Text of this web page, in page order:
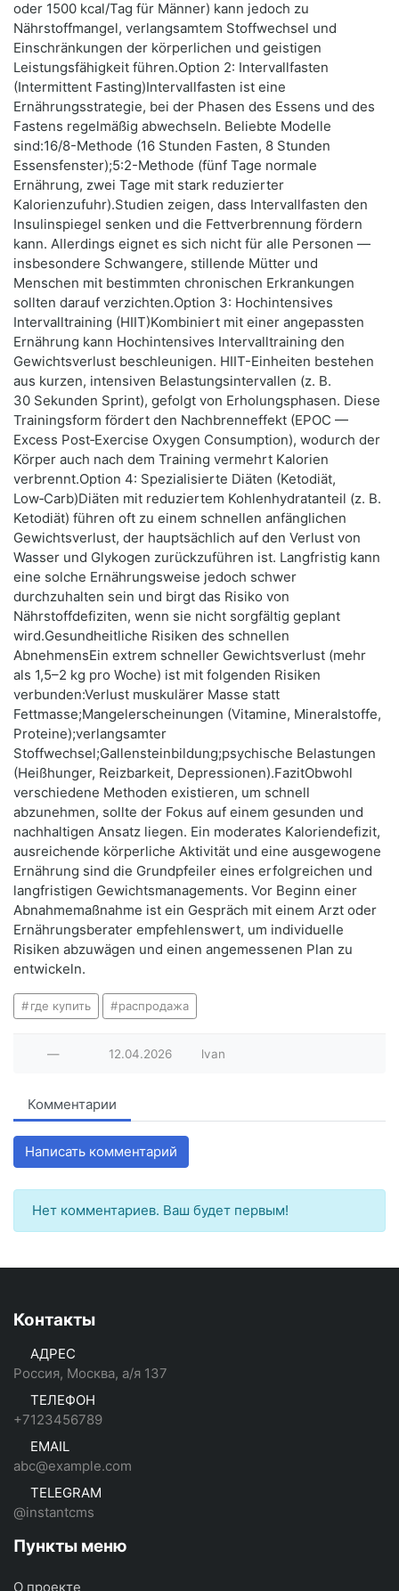
oder 1500 kcal/Tag für Männer) kann jedoch zu
Nährstoffmangel, verlangsamtem Stoffwechsel und
Einschränkungen der körperlichen und geistigen
Leistungsfähigkeit führen.Option 2: Intervallfasten
(Intermittent Fasting)Intervallfasten ist eine
Ernährungsstrategie, bei der Phasen des Essens und des
Fastens regelmäßig abwechseln. Beliebte Modelle
sind:16/8-Methode (16 Stunden Fasten, 8 Stunden
Essensfenster);5:2-Methode (fünf Tage normale
Ernährung, zwei Tage mit stark reduzierter
Kalorienzufuhr).Studien zeigen, dass Intervallfasten den
Insulinspiegel senken und die Fettverbrennung fördern
kann. Allerdings eignet es sich nicht für alle Personen —
insbesondere Schwangere, stillende Mütter und
Menschen mit bestimmten chronischen Erkrankungen
sollten darauf verzichten.Option 3: Hochintensives
Intervalltraining (HIIT)Kombiniert mit einer angepassten
Ernährung kann Hochintensives Intervalltraining den
Gewichtsverlust beschleunigen. HIIT-Einheiten bestehen
aus kurzen, intensiven Belastungsintervallen (z. B.
30 Sekunden Sprint), gefolgt von Erholungsphasen. Diese
Trainingsform fördert den Nachbrenneffekt (EPOC —
Excess Post‑Exercise Oxygen Consumption), wodurch der
Körper auch nach dem Training vermehrt Kalorien
verbrennt.Option 4: Spezialisierte Diäten (Ketodiät,
Low‑Carb)Diäten mit reduziertem Kohlenhydratanteil (z. B.
Ketodiät) führen oft zu einem schnellen anfänglichen
Gewichtsverlust, der hauptsächlich auf den Verlust von
Wasser und Glykogen zurückzuführen ist. Langfristig kann
eine solche Ernährungsweise jedoch schwer
durchzuhalten sein und birgt das Risiko von
Nährstoffdefiziten, wenn sie nicht sorgfältig geplant
wird.Gesundheitliche Risiken des schnellen
AbnehmensEin extrem schneller Gewichtsverlust (mehr
als 1,5–2 kg pro Woche) ist mit folgenden Risiken
verbunden:Verlust muskulärer Masse statt
Fettmasse;Mangelerscheinungen (Vitamine, Mineralstoffe,
Proteine);verlangsamter
Stoffwechsel;Gallensteinbildung;psychische Belastungen
(Heißhunger, Reizbarkeit, Depressionen).FazitObwohl
verschiedene Methoden existieren, um schnell
abzunehmen, sollte der Fokus auf einem gesunden und
nachhaltigen Ansatz liegen. Ein moderates Kaloriendefizit,
ausreichende körperliche Aktivität und eine ausgewogene
Ernährung sind die Grundpfeiler eines erfolgreichen und
langfristigen Gewichtsmanagements. Vor Beginn einer
Abnahmemaßnahme ist ein Gespräch mit einem Arzt oder
Ernährungsberater empfehlenswert, um individuelle
Risiken abzuwägen und einen angemessenen Plan zu
entwickeln.
где купить распродажа
— 12.04.2026 lvan
Комментарии
Написать комментарий
Нет комментариев. Ваш будет первым!
Контакты
АДРЕС
Россия, Москва, а/я 137
ТЕЛЕФОН
+7123456789
EMAIL
abc@example.com
TELEGRAM
@instantcms
Пункты меню
О проекте